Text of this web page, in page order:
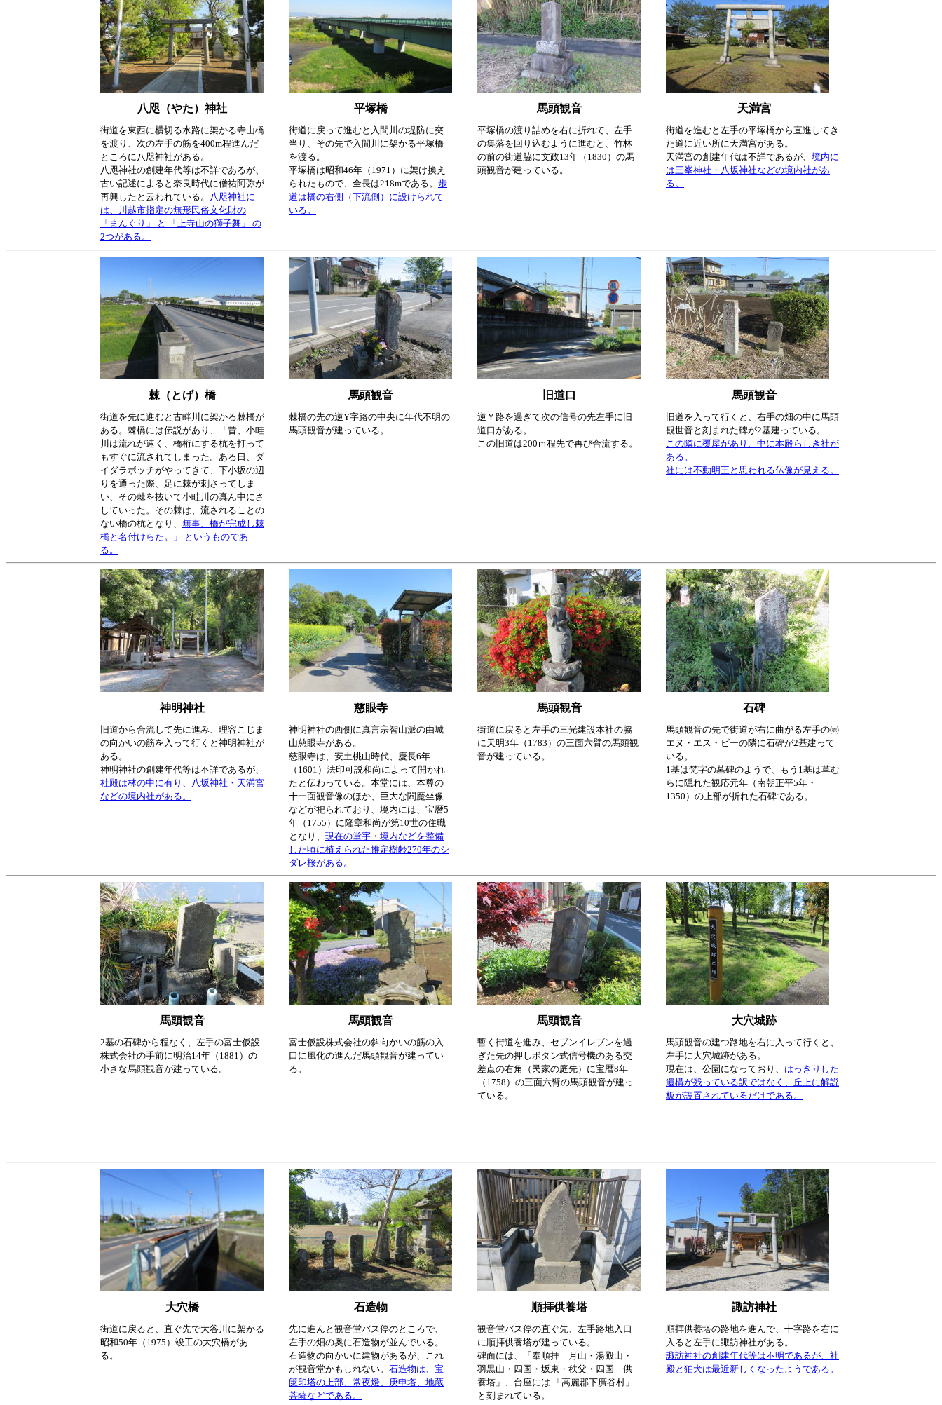
八咫（やた）神社 平塚橋 馬頭観音 天満宮
街道を東西に横切る水路に架かる寺山橋
を渡り、次の左手の筋を400m程進んだ
ところに八咫神社がある。
八咫神社の創建年代等は不詳であるが、
古い記述によると奈良時代に僧祐阿弥が
再興したと云われている。 八咫神社に
は、川越市指定の無形民俗文化財の
「まんぐり」 と 「上寺山の獅子舞」 の
2つがある。
街道に戻って進むと入間川の堤防に突
当り、その先で入間川に架かる平塚橋
を渡る。
平塚橋は昭和46年（1971）に架け換え
られたもので、全長は218mである。 歩
道は橋の右側（下流側）に設けられて
いる。
平塚橋の渡り詰めを右に折れて、左手
の集落を回り込むように進むと、竹林
の前の街道脇に文政13年（1830）の馬
頭観音が建っている。
街道を進むと左手の平塚橋から直進してき
た道に近い所に天満宮がある。
天満宮の創建年代は不詳であるが、 境内に
は三峯神社・八坂神社などの境内社があ
る。
棘（とげ）橋 馬頭観音 旧道口 馬頭観音
街道を先に進むと古畔川に架かる棘橋が
ある。棘橋には伝説があり、「昔、小畦
川は流れが速く、橋桁にする杭を打って
もすぐに流されてしまった。ある日、ダ
イダラボッチがやってきて、下小坂の辺
りを通った際、足に棘が刺さってしま
い、その棘を抜いて小畦川の真ん中にさ
していった。その棘は、流されることの
ない橋の杭となり、 無事、橋が完成し棘
橋と名付けらた。」 というものであ
る。
棘橋の先の逆Y字路の中央に年代不明の
馬頭観音が建っている。
逆Ｙ路を過ぎて次の信号の先左手に旧
道口がある。
この旧道は200ｍ程先で再び合流する。
旧道を入って行くと、右手の畑の中に馬頭
観世音と刻まれた碑が2基建っている。
この隣に覆屋があり、中に本殿らしき社が
ある。
社には不動明王と思われる仏像が見える。
神明神社 慈眼寺 馬頭観音 石碑
旧道から合流して先に進み、理容こじま
の向かいの筋を入って行くと神明神社が
ある。
神明神社の創建年代等は不詳であるが、
社殿は林の中に有り、八坂神社・天満宮
などの境内社がある。
神明神社の西側に真言宗智山派の由城
山慈眼寺がある。
慈眼寺は、安土桃山時代、慶長6年
（1601）法印可説和尚によって開かれ
たと伝わっている。本堂には、本尊の
十一面観音像のほか、巨大な閻魔坐像
などが祀られており、境内には、宝暦5
年（1755）に隆章和尚が第10世の住職
となり、 現在の堂宇・境内などを整備
した頃に植えられた推定樹齢270年のシ
ダレ桜がある。
街道に戻ると左手の三光建設本社の脇
に天明3年（1783）の三面六臂の馬頭観
音が建っている。
馬頭観音の先で街道が右に曲がる左手の㈱
エヌ・エス・ビーの隣に石碑が2基建って
いる。
1基は梵字の墓碑のようで、もう1基は草む
らに隠れた観応元年（南朝正平5年・
1350）の上部が折れた石碑である。
馬頭観音 馬頭観音 馬頭観音 大穴城跡
2基の石碑から程なく、左手の富士仮設
株式会社の手前に明治14年（1881）の
小さな馬頭観音が建っている。
富士仮設株式会社の斜向かいの筋の入
口に風化の進んだ馬頭観音が建ってい
る。
暫く街道を進み、セブンイレブンを過
ぎた先の押しボタン式信号機のある交
差点の右角（民家の庭先）に宝暦8年
（1758）の三面六臂の馬頭観音が建っ
ている。
馬頭観音の建つ路地を右に入って行くと、
左手に大穴城跡がある。
現在は、公園になっており、 はっきりした
遺構が残っている訳ではなく、丘上に解説
板が設置されているだけである。
大穴橋 石造物 順拝供養塔 諏訪神社
街道に戻ると、直ぐ先で大谷川に架かる
昭和50年（1975）竣工の大穴橋があ
る。
先に進んと観音堂バス停のところで、
左手の畑の奥に石造物が並んでいる。
石造物の向かいに建物があるが、これ
が観音堂かもしれない。 石造物は、宝
篋印塔の上部、常夜燈、庚申塔、地蔵
菩薩などである。
観音堂バス停の直ぐ先、左手路地入口
に順拝供養塔が建っている。
碑面には、「奉順拝 月山・湯殿山・
羽黒山・四国・坂東・秩父・四国 供
養塔」、台座には 「高麗郡下廣谷村」
と刻まれている。
順拝供養塔の路地を進んで、十字路を右に
入ると左手に諏訪神社がある。
諏訪神社の創建年代等は不明であるが、社
殿と狛犬は最近新しくなったようである。